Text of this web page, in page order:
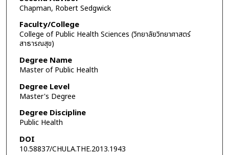
Chapman, Robert Sedgwick
Faculty/College
College of Public Health Sciences (วิทยาลัยวิทยาศาสตร์
สาธารณสุข)
Degree Name
Master of Public Health
Degree Level
Master's Degree
Degree Discipline
Public Health
DOI
10.58837/CHULA.THE.2013.1943